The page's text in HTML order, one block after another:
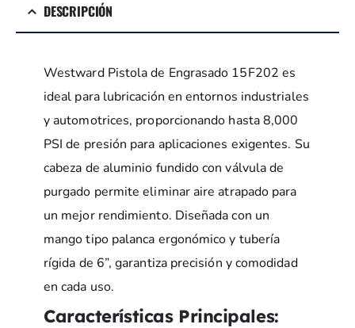
DESCRIPCIÓN
Westward Pistola de Engrasado 15F202 es
ideal para lubricación en entornos industriales
y automotrices, proporcionando hasta 8,000
PSI de presión para aplicaciones exigentes. Su
cabeza de aluminio fundido con válvula de
purgado permite eliminar aire atrapado para
un mejor rendimiento. Diseñada con un
mango tipo palanca ergonómico y tubería
rígida de 6”, garantiza precisión y comodidad
en cada uso.
Características Principales: